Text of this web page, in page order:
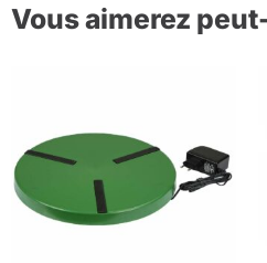
Vous aimerez